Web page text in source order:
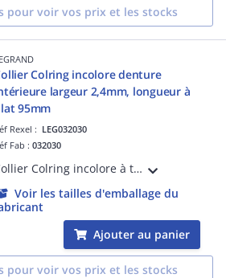
pour voir vos prix et les stocks
Colring incolore denture
largeur 2,4mm, longueur à
95mm
Rexel : LEG032030
Fab :032030
Collier Colring incolore à tête auto-bloquante à denture intérieure largeur 2,4mm et longueur à plat 95mm - diamètre de serrage de 1,6 à 18mm - conforme à la norme EN 62275 (NFC 68-146)
Voir les tailles d'emballage du
Ajouter au panier
pour voir vos prix et les stocks